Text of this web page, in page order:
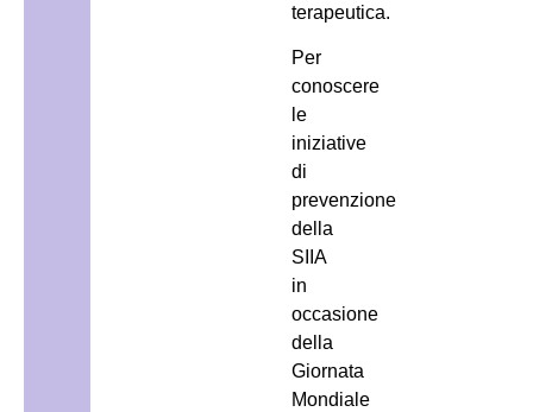
terapeutica.
Per
conoscere
le
iniziative
di
prevenzione
della
SIIA
in
occasione
della
Giornata
Mondiale